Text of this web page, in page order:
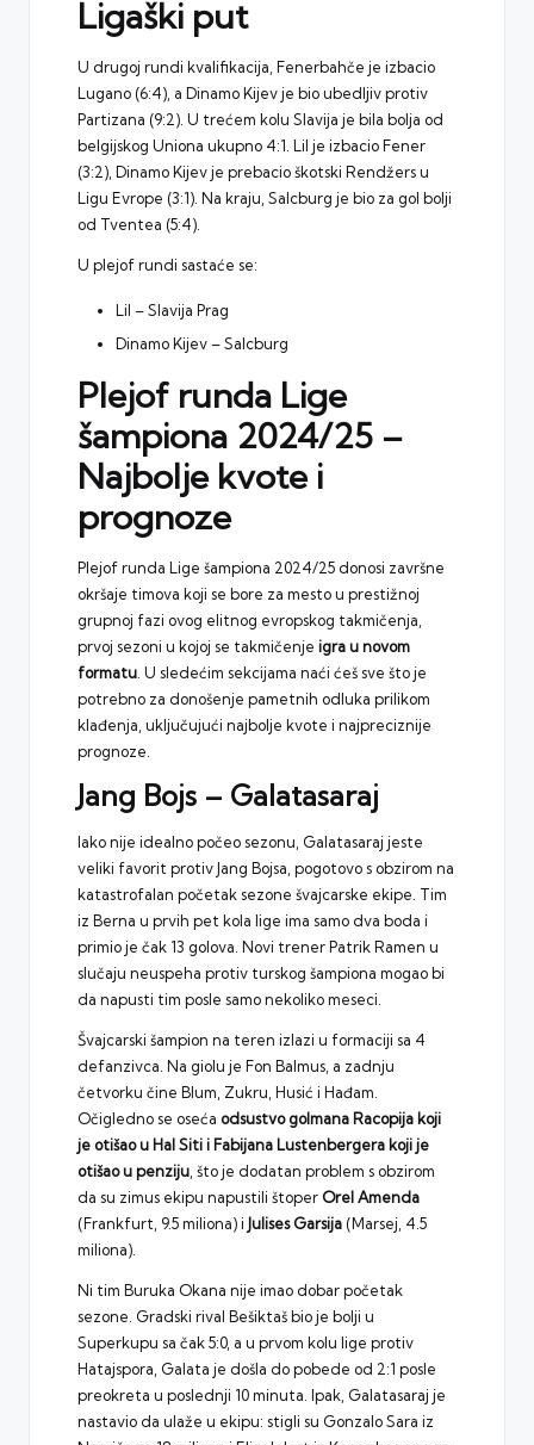
Ligaški put
U drugoj rundi kvalifikacija, Fenerbahče je izbacio
Lugano (6:4), a Dinamo Kijev je bio ubedljiv protiv
Partizana (9:2). U trećem kolu Slavija je bila bolja od
belgijskog Uniona ukupno 4:1. Lil je izbacio Fener
(3:2), Dinamo Kijev je prebacio škotski Rendžers u
Ligu Evrope (3:1). Na kraju, Salcburg je bio za gol bolji
od Tventea (5:4).
U plejof rundi sastaće se:
Lil – Slavija Prag
Dinamo Kijev – Salcburg
Plejof runda Lige
šampiona 2024/25 –
Najbolje kvote i
prognoze
Plejof runda Lige šampiona 2024/25 donosi završne
okršaje timova koji se bore za mesto u prestižnoj
grupnoj fazi ovog elitnog evropskog takmičenja,
prvoj sezoni u kojoj se takmičenje igra u novom
formatu . U sledećim sekcijama naći ćeš sve što je
potrebno za donošenje pametnih odluka prilikom
klađenja, uključujući najbolje kvote i najpreciznije
prognoze.
Jang Bojs – Galatasaraj
Iako nije idealno počeo sezonu, Galatasaraj jeste
veliki favorit protiv Jang Bojsa, pogotovo s obzirom na
katastrofalan početak sezone švajcarske ekipe. Tim
iz Berna u prvih pet kola lige ima samo dva boda i
primio je čak 13 golova. Novi trener Patrik Ramen u
slučaju neuspeha protiv turskog šampiona mogao bi
da napusti tim posle samo nekoliko meseci.
Švajcarski šampion na teren izlazi u formaciji sa 4
defanzivca. Na giolu je Fon Balmus, a zadnju
četvorku čine Blum, Zukru, Husić i Hađam.
Očigledno se oseća odsustvo golmana Racopija koji
je otišao u Hal Siti i Fabijana Lustenbergera koji je
otišao u penziju, što je dodatan problem s obzirom
da su zimus ekipu napustili štoper Orel Amenda
(Frankfurt, 9.5 miliona) i Julises Garsija (Marsej, 4.5
miliona).
Ni tim Buruka Okana nije imao dobar početak
sezone. Gradski rival Bešiktaš bio je bolji u
Superkupu sa čak 5:0, a u prvom kolu lige protiv
Hatajspora, Galata je došla do pobede od 2:1 posle
preokreta u poslednji 10 minuta. Ipak, Galatasaraj je
nastavio da ulaže u ekipu: stigli su Gonzalo Sara iz